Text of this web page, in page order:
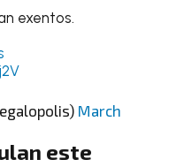
exentos.
March
este